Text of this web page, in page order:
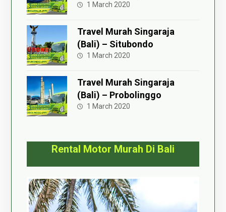
1 March 2020
Travel Murah Singaraja
(Bali) – Situbondo
1 March 2020
Travel Murah Singaraja
(Bali) – Probolinggo
1 March 2020
Rental Motor Murah Di Bali